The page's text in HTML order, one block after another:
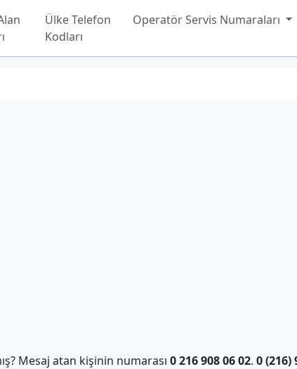
Ülke Telefon
Kodları
Operatör Servis Numaraları
Mesaj atan kişinin numarası 0 216 908 06 02. 0 (216)